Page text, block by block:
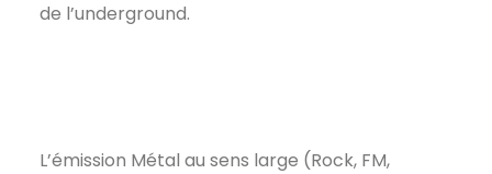
de l’underground.
L’émission Métal au sens large (Rock, FM,